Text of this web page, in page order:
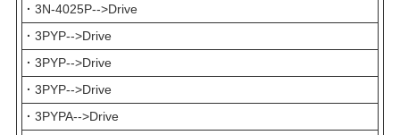
· 3N-4025P-->Drive
· 3PYP-->Drive
· 3PYP-->Drive
· 3PYP-->Drive
· 3PYPA-->Drive